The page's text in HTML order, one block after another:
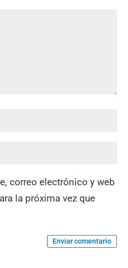
correo electrónico y web
la próxima vez que
Enviar comentario